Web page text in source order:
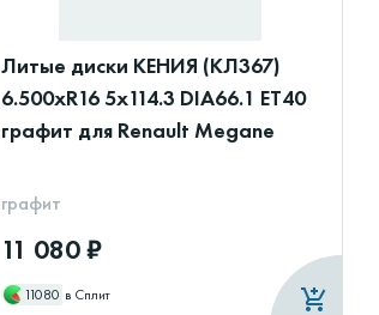
Литые диски КЕНИЯ (КЛ367)
6.500xR16 5x114.3 DIA66.1 ET40
графит для Renault Megane
графит
11 080 ₽
11080 в Сплит